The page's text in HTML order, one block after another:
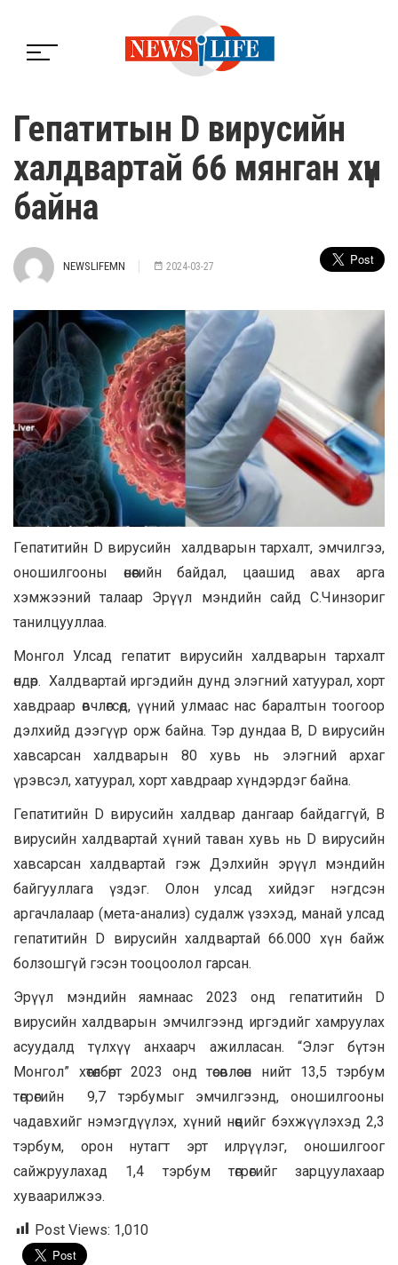
Гепатитын D вирусийн
халдвартай 66 мянган хүн
байна
NEWSLIFEMN 2024-03-27
Гепатитийн D вирусийн халдварын тархалт, эмчилгээ,
оношилгооны өнөөгийн байдал, цаашид авах арга
хэмжээний талаар Эрүүл мэндийн сайд С.Чинзориг
танилцууллаа.
Монгол Улсад гепатит вирусийн халдварын тархалт
өндөр. Халдвартай иргэдийн дунд элэгний хатуурал, хорт
хавдраар өвчлөгсөд, үүний улмаас нас баралтын тоогоор
дэлхийд дээгүүр орж байна. Тэр дундаа В, D вирусийн
хавсарсан халдварын 80 хувь нь элэгний архаг
үрэвсэл, хатуурал, хорт хавдраар хүндэрдэг байна.
Гепатитийн D вирусийн халдвар дангаар байдаггүй, В
вирусийн халдвартай хүний таван хувь нь D вирусийн
хавсарсан халдвартай гэж Дэлхийн эрүүл мэндийн
байгууллага үздэг. Олон улсад хийдэг нэгдсэн
аргачлалаар (мета-анализ) судалж үзэхэд, манай улсад
гепатитийн D вирусийн халдвартай 66.000 хүн байж
болзошгүй гэсэн тооцоолол гарсан.
Эрүүл мэндийн яамнаас 2023 онд гепатитийн D
вирусийн халдварын эмчилгээнд иргэдийг хамруулах
асуудалд түлхүү анхаарч ажилласан. “Элэг бүтэн
Монгол” хөтөлбөрт 2023 онд төсөвлөсөн нийт 13,5 тэрбум
төгрөгийн 9,7 тэрбумыг эмчилгээнд, оношилгооны
чадавхийг нэмэгдүүлэх, хүний нөөцийг бэхжүүлэхэд 2,3
тэрбум, орон нутагт эрт илрүүлэг, оношилгоог
сайжруулахад 1,4 тэрбум төгрөгийг зарцуулахаар
хуваарилжээ.
Post Views: 1,010